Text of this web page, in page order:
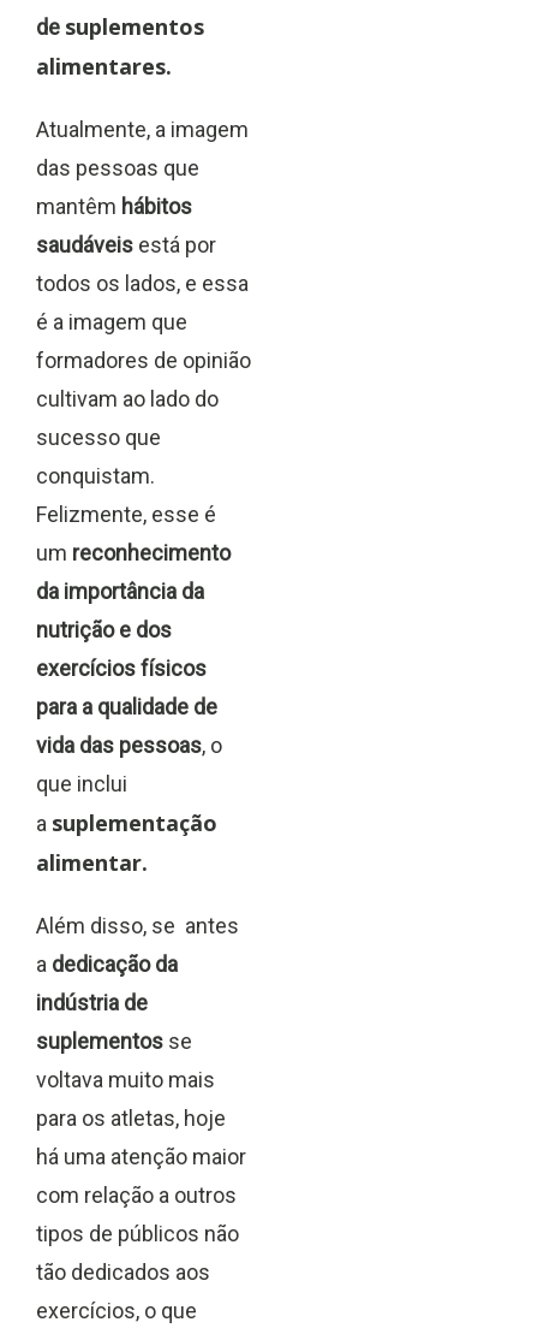
de suplementos
alimentares.
Atualmente, a imagem
das pessoas que
mantêm hábitos
saudáveis está por
todos os lados, e essa
é a imagem que
formadores de opinião
cultivam ao lado do
sucesso que
conquistam.
Felizmente, esse é
um reconhecimento
da importância da
nutrição e dos
exercícios físicos
para a qualidade de
vida das pessoas, o
que inclui
a suplementação
alimentar.
Além disso, se antes
a dedicação da
indústria de
suplementos se
voltava muito mais
para os atletas, hoje
há uma atenção maior
com relação a outros
tipos de públicos não
tão dedicados aos
exercícios, o que